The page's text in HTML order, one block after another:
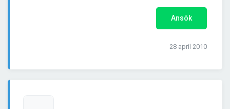
Ansök
28 april 2010